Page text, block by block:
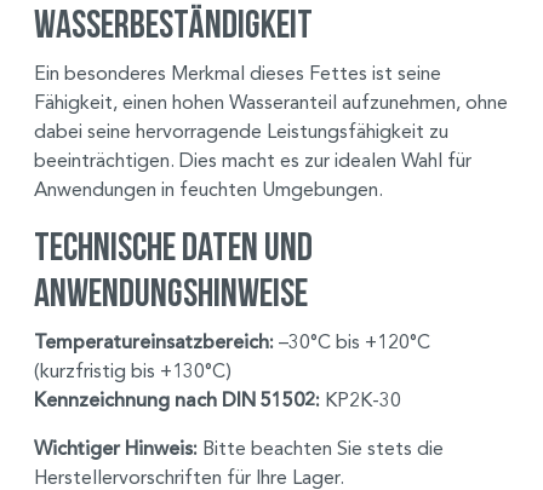
Wasserbeständigkeit
Ein besonderes Merkmal dieses Fettes ist seine
Fähigkeit, einen hohen Wasseranteil aufzunehmen, ohne
dabei seine hervorragende Leistungsfähigkeit zu
beeinträchtigen. Dies macht es zur idealen Wahl für
Anwendungen in feuchten Umgebungen.
Technische Daten und
Anwendungshinweise
Temperatureinsatzbereich: –30°C bis +120°C
(kurzfristig bis +130°C)
Kennzeichnung nach DIN 51502: KP2K-30
Wichtiger Hinweis: Bitte beachten Sie stets die
Herstellervorschriften für Ihre Lager.